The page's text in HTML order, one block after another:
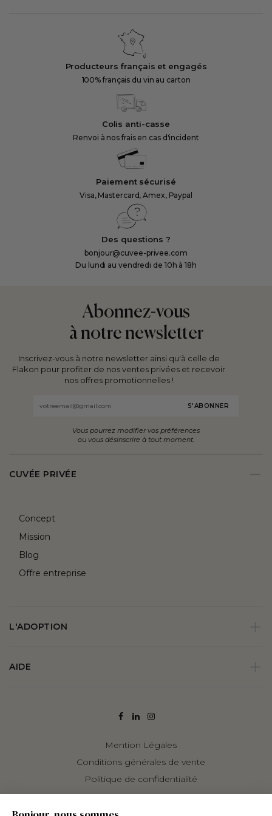
Producteurs français et engagés
100% français du vin au carton
Colis anti-casse
Renvoi à nos frais en cas d'incident
Paiement sécurisé
Visa, Mastercard, Amex, Paypal
Des questions ?
bonjour@cuvee-privee.com
Du lundi au vendredi de 10h à 18h
Abonnez-vous
à notre newsletter
Inscrivez-vous à notre newsletter ainsi qu'à celle de
Flakon pour profiter de nos ventes privées et recevoir
nos offres promotionnelles !
Email
Vous pourrez modifier vos préférences
ou vous désinscrire à tout moment.
CUVÉE PRIVÉE
Concept
Mission
Blog
Offre entreprise
L'ADOPTION
AIDE
Mention Légales
Conditions générales de vente
Politique de confidentialité